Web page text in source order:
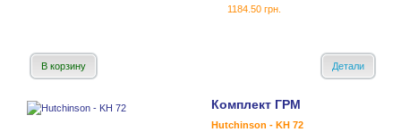
1184.50 грн.
В корзину Детали
Комплект ГРМ
Hutchinson - KH 72